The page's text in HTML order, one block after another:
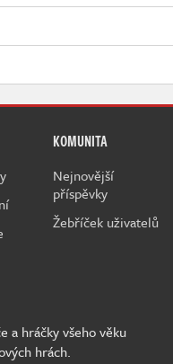
KOMUNITA
Nejnovější
příspěvky
Žebříček uživatelů
a hráčky všeho věku
hrách.